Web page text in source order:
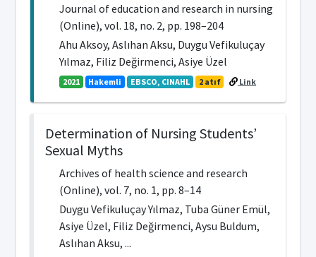
Journal of education and research in nursing
(Online), vol. 18, no. 2, pp. 198–204
Ahu Aksoy, Aslıhan Aksu, Duygu Vefikuluçay
Yılmaz, Filiz Değirmenci, Asiye Üzel
2021 Hakemli EBSCO, CINAHL 2 atıf Link
Determination of Nursing Students’
Sexual Myths
Archives of health science and research
(Online), vol. 7, no. 1, pp. 8–14
Duygu Vefikuluçay Yılmaz, Tuba Güner Emül,
Asiye Üzel, Filiz Değirmenci, Aysu Buldum,
Aslıhan Aksu, ...